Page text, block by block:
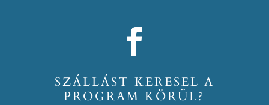
SZÁLLÁST KERESEL A
PROGRAM KÖRÜL?